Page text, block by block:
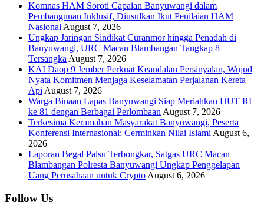
Komnas HAM Soroti Capaian Banyuwangi dalam
Pembangunan Inklusif, Diusulkan Ikut Penilaian HAM
Nasional August 7, 2026
Ungkap Jaringan Sindikat Curanmor hingga Penadah di
Banyuwangi, URC Macan Blambangan Tangkap 8
Tersangka August 7, 2026
KAI Daop 9 Jember Perkuat Keandalan Persinyalan, Wujud
Nyata Komitmen Menjaga Keselamatan Perjalanan Kereta
Api August 7, 2026
Warga Binaan Lapas Banyuwangi Siap Meriahkan HUT RI
ke 81 dengan Berbagai Perlombaan August 7, 2026
Terkesima Keramahan Masyarakat Banyuwangi, Peserta
Konferensi Internasional: Cerminkan Nilai Islami August 6,
2026
Laporan Begal Palsu Terbongkar, Satgas URC Macan
Blambangan Polresta Banyuwangi Ungkap Penggelapan
Uang Perusahaan untuk Crypto August 6, 2026
Follow Us